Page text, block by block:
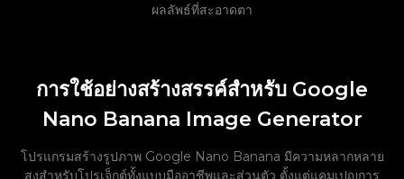
ผลลัพธ์ที่สะอาดตา
การใช้อย่างสร้างสรรค์สำหรับ Google
Nano Banana Image Generator
โปรแกรมสร้างรูปภาพ Google Nano Banana มีความหลากหลาย
สูงสำหรับโปรเจ็กต์ทั้งแบบมืออาชีพและส่วนตัว ตั้งแต่แคมเปญการ